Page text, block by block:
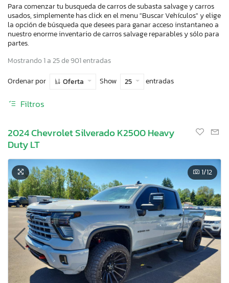
Para comenzar tu busqueda de carros de subasta salvage y carros
usados, simplemente has click en el menu "Buscar Vehículos" y elige
la opción de búsqueda que desees para ganar acceso instantaneo a
nuestro enorme inventario de carros salvage reparables y sólo para
partes.
Mostrando 1 a 25 de 901 entradas
Ordenar por
Oferta Show 25 entradas
Filtros
2024 Chevrolet Silverado K2500 Heavy
Duty LT
1/12